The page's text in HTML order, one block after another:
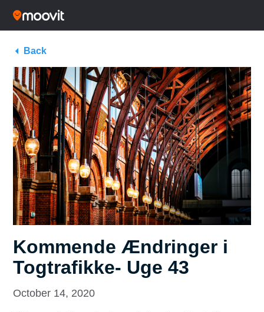
Back
Kommende Ændringer i
Togtrafikke- Uge 43
October 14, 2020